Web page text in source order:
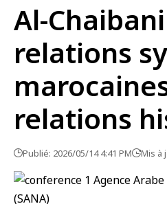
Al-
relations
relations
Publié: 2026/05/14 4:41 PM Mis à